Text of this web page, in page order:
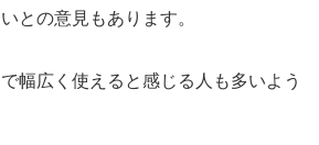
との意見もあります。
幅広く使えると感じる人も多いよう